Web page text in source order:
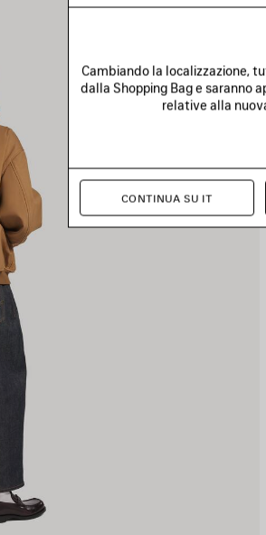
Cambiando la localizzazione,
dalla Shopping Bag e saranno
relative alla
CONTINUA SU IT